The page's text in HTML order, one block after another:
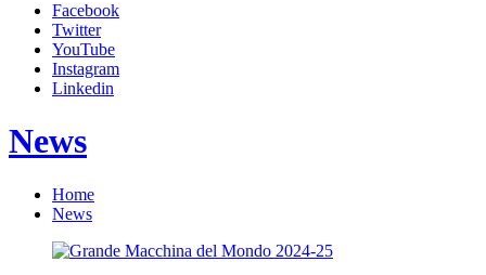
Facebook
Twitter
YouTube
Instagram
Linkedin
News
Home
News